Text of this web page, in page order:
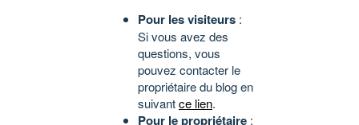
Pour les visiteurs :
Si vous avez des
questions, vous
pouvez contacter le
propriétaire du blog en
suivantce lien.
Pour le propriétaire :